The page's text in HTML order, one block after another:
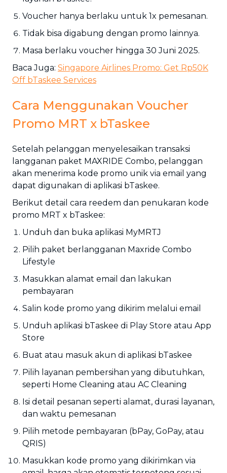
Voucher hanya berlaku untuk 1x pemesanan.
Tidak bisa digabung dengan promo lainnya.
Masa berlaku voucher hingga 30 Juni 2025.
Baca Juga: Singapore Airlines Promo: Get Rp50K
Off bTaskee Services
Cara Menggunakan Voucher
Promo MRT x bTaskee
Setelah pelanggan menyelesaikan transaksi
langganan paket MAXRIDE Combo, pelanggan
akan menerima kode promo unik via email yang
dapat digunakan di aplikasi bTaskee.
Berikut detail cara reedem dan penukaran kode
promo MRT x bTaskee:
Unduh dan buka aplikasi MyMRTJ
Pilih paket berlangganan Maxride Combo
Lifestyle
Masukkan alamat email dan lakukan
pembayaran
Salin kode promo yang dikirim melalui email
Unduh aplikasi bTaskee di Play Store atau App
Store
Buat atau masuk akun di aplikasi bTaskee
Pilih layanan pembersihan yang dibutuhkan,
seperti Home Cleaning atau AC Cleaning
Isi detail pesanan seperti alamat, durasi layanan,
dan waktu pemesanan
Pilih metode pembayaran (bPay, GoPay, atau
QRIS)
Masukkan kode promo yang dikirimkan via